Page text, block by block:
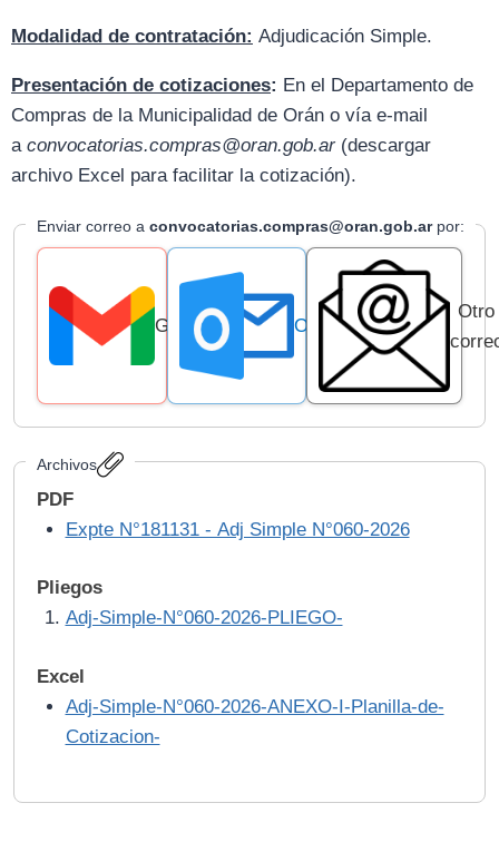
Modalidad de contratación: Adjudicación Simple.
Presentación de cotizaciones: En el Departamento de
Compras de la Municipalidad de Orán o vía e-mail
a convocatorias.compras@oran.gob.ar(descargar
archivo Excel para facilitar la cotización).
Enviar correo a convocatorias.compras@oran.gob.arpor:
Gmail Outlook
Otro
Archivos
PDF
Expte N°181131 - Adj Simple N°060-2026
Pliegos
Adj-Simple-N°060-2026-PLIEGO-
Excel
Adj-Simple-N°060-2026-ANEXO-I-Planilla-de-
Cotizacion-